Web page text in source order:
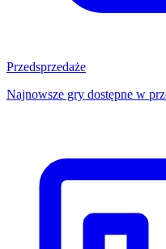
Przedsprzedaże
Najnowsze gry dostępne w